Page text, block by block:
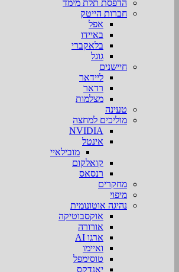
הדפסת תלת מימד
חברות הייטק
אפל
באיידו
בלאקברי
גוגל
חיישנים
ליידאר
רדאר
מצלמות
טעינה
מוליכים למחצה
NVIDIA
אינטל
מובילאיי
קואלקום
רנסאס
מחקרים
מיפוי
נהיגה אוטונומית
אוקסבוטיקה
אורורה
ארגו AI
ואיימו
טוסימפל
יאנדקס